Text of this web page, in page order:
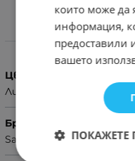
Цвят
Лилав
Бранд
Samsung
които може да
информация,
предоставили
вашето
ПОКАЖЕТЕ